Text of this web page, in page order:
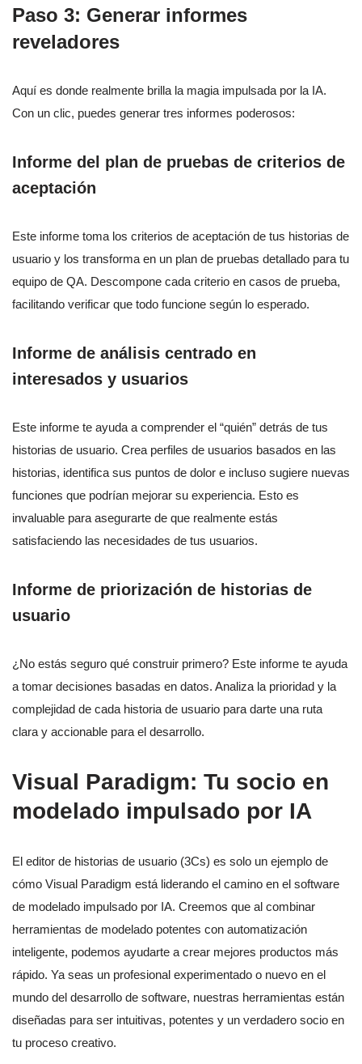
Paso 3: Generar informes
reveladores
Aquí es donde realmente brilla la magia impulsada por la IA.
Con un clic, puedes generar tres informes poderosos:
Informe del plan de pruebas de criterios de
aceptación
Este informe toma los criterios de aceptación de tus historias de
usuario y los transforma en un plan de pruebas detallado para tu
equipo de QA. Descompone cada criterio en casos de prueba,
facilitando verificar que todo funcione según lo esperado.
Informe de análisis centrado en
interesados y usuarios
Este informe te ayuda a comprender el “quién” detrás de tus
historias de usuario. Crea perfiles de usuarios basados en las
historias, identifica sus puntos de dolor e incluso sugiere nuevas
funciones que podrían mejorar su experiencia. Esto es
invaluable para asegurarte de que realmente estás
satisfaciendo las necesidades de tus usuarios.
Informe de priorización de historias de
usuario
¿No estás seguro qué construir primero? Este informe te ayuda
a tomar decisiones basadas en datos. Analiza la prioridad y la
complejidad de cada historia de usuario para darte una ruta
clara y accionable para el desarrollo.
Visual Paradigm: Tu socio en
modelado impulsado por IA
El editor de historias de usuario (3Cs) es solo un ejemplo de
cómo Visual Paradigm está liderando el camino en el software
de modelado impulsado por IA. Creemos que al combinar
herramientas de modelado potentes con automatización
inteligente, podemos ayudarte a crear mejores productos más
rápido. Ya seas un profesional experimentado o nuevo en el
mundo del desarrollo de software, nuestras herramientas están
diseñadas para ser intuitivas, potentes y un verdadero socio en
tu proceso creativo.